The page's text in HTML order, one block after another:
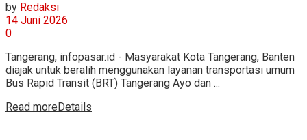
by Redaksi
14 Juni 2026
0
Tangerang, infopasar.id - Masyarakat Kota Tangerang, Banten
diajak untuk beralih menggunakan layanan transportasi umum
Bus Rapid Transit (BRT) Tangerang Ayo dan ...
Read more Details